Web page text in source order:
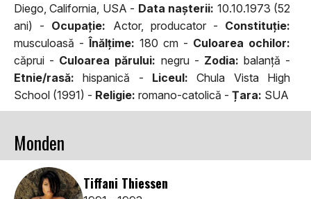
Diego, California, USA - Data naşterii: 10.10.1973 (52
ani) - Ocupaţie: Actor, producator - Constituţie:
musculoasă -Înălţime: 180 cm - Culoarea ochilor:
căprui - Culoarea părului: negru - Zodia: balanţă -
Etnie/rasă: hispanică - Liceul: Chula Vista High
School (1991) - Religie: romano-catolică - Țara: SUA
Monden
Tiffani Thiessen